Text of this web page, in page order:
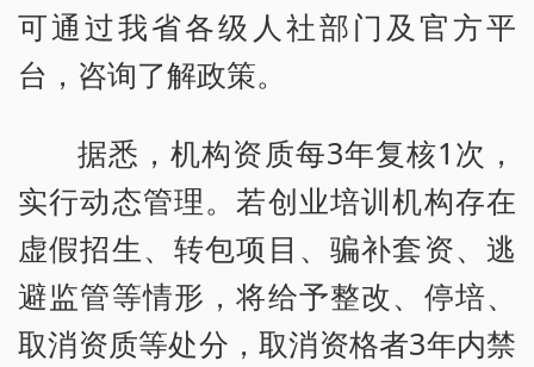
可通过我省各级人社部门及官方平
台，咨询了解政策。
据悉，机构资质每3年复核1次，
实行动态管理。若创业培训机构存在
虚假招生、转包项目、骗补套资、逃
避监管等情形，将给予整改、停培、
取消资质等处分，取消资格者3年内禁